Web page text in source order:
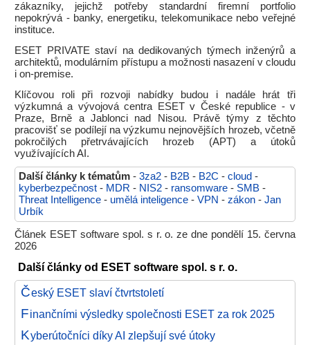
zákazníky, jejichž potřeby standardní firemní portfolio
nepokrývá - banky, energetiku, telekomunikace nebo veřejné
instituce.
ESET PRIVATE staví na dedikovaných týmech inženýrů a
architektů, modulárním přístupu a možnosti nasazení v cloudu
i on-premise.
Klíčovou roli při rozvoji nabídky budou i nadále hrát tři
výzkumná a vývojová centra ESET v České republice - v
Praze, Brně a Jablonci nad Nisou. Právě týmy z těchto
pracovišť se podílejí na výzkumu nejnovějších hrozeb, včetně
pokročilých přetrvávajících hrozeb (APT) a útoků
využívajících AI.
Další články k tématům - 3za2 - B2B - B2C - cloud -
kyberbezpečnost - MDR - NIS2 - ransomware - SMB -
Threat Intelligence - umělá inteligence - VPN - zákon - Jan
Urbík
Článek ESET software spol. s r. o. ze dne pondělí 15. června
2026
Další články od ESET software spol. s r. o.
Český ESET slaví čtvrtstoletí
Finančními výsledky společnosti ESET za rok 2025
Kyberútočníci díky AI zlepšují své útoky